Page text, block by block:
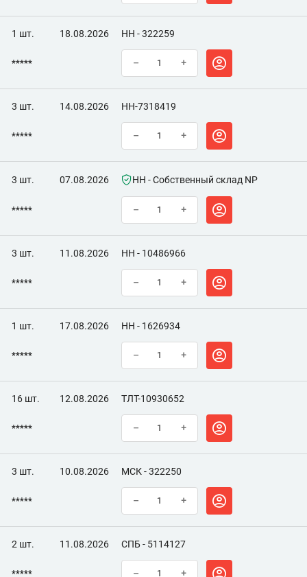
1 шт. 18.08.2026 НН - 322259
***** – +
3 шт. 14.08.2026 НН-7318419
***** – +
3 шт. 07.08.2026 НН - Собственный склад NP
***** – +
3 шт. 11.08.2026 НН - 10486966
***** – +
1 шт. 17.08.2026 НН - 1626934
***** – +
16 шт. 12.08.2026 ТЛТ-10930652
***** – +
3 шт. 10.08.2026 МСК - 322250
***** – +
2 шт. 11.08.2026 СПБ - 5114127
***** – +